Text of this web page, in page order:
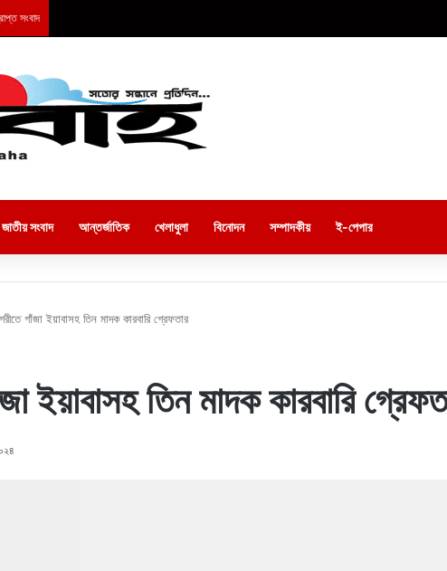
সংবাদ
জাতীয় সংবাদ আন্তর্জাতিক খেলাধুলা বিনোদন সম্পাদকীয় ই-পেপার
গাঁজা ইয়াবাসহ তিন মাদক কারবারি গ্রেফতার
ইয়াবাসহ তিন মাদক কারবারি